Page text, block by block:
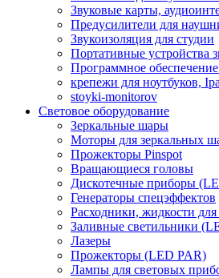
Звуковые карты,
Предусилители для
Звукоизоляция для студии
Портативные устройства
Программное
крепежи для ноутбуков,
stoyki-monitorov
Световое оборудование
Зеркальные шары
Моторы для зеркальных
Прожекторы Pinspot
Вращающиеся головы
Дискотечные приборы
Генераторы спецэффектов
Расходники, жидкости для
Заливные светильники
Лазеры
Прожекторы (LED PAR)
Лампы для световых